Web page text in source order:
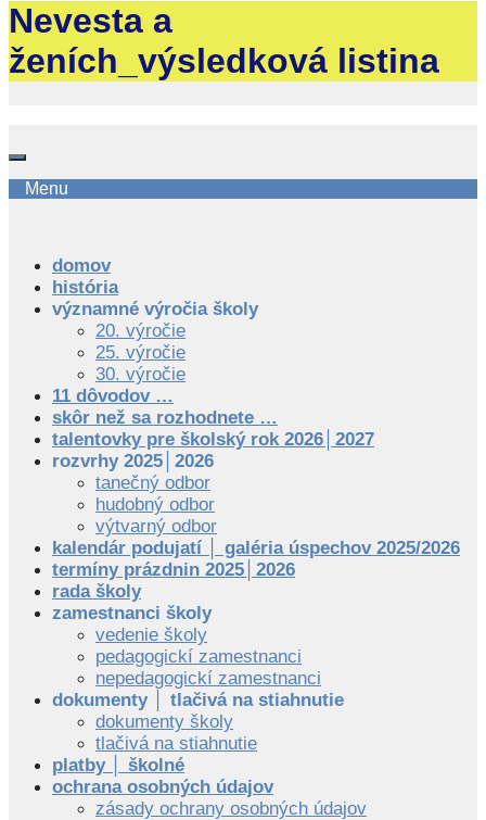
Nevesta a
ženích_výsledková listina
Menu
domov
história
významné výročia školy
20. výročie
25. výročie
30. výročie
11 dôvodov …
skôr než sa rozhodnete …
talentovky pre školský rok 2026│2027
rozvrhy 2025│2026
tanečný odbor
hudobný odbor
výtvarný odbor
kalendár podujatí │ galéria úspechov 2025/2026
termíny prázdnin 2025│2026
rada školy
zamestnanci školy
vedenie školy
pedagogickí zamestnanci
nepedagogickí zamestnanci
dokumenty │ tlačivá na stiahnutie
dokumenty školy
tlačivá na stiahnutie
platby │ školné
ochrana osobných údajov
zásady ochrany osobných údajov